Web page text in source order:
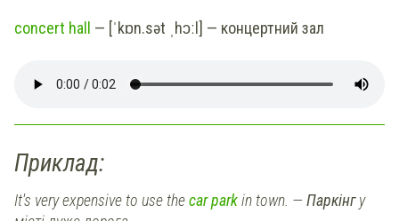
concert hall — [ˈkɒn.sət ˌhɔːl] — концертний зал
Приклад:
It's very expensive to use thecar parkin town. — Паркінгу